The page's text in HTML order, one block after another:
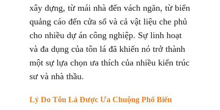
xây dựng, từ mái nhà đến vách ngăn, từ biển
quảng cáo đến cửa sổ và cả vật liệu che phủ
cho nhiều dự án công nghiệp. Sự linh hoạt
và đa dụng của tôn lá đã khiến nó trở thành
một sự lựa chọn ưa thích của nhiều kiến trúc
sư và nhà thầu.
Lý Do Tôn Lá Được Ưa Chuộng Phổ Biến